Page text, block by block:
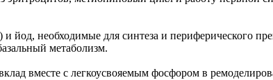
и йод, необходимые для синтеза и
метаболизм.
вместе с легкоусвояемым фосфором в